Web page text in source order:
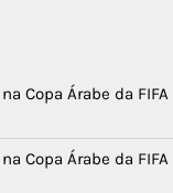
Copa Árabe da FIFA
Copa Árabe da FIFA